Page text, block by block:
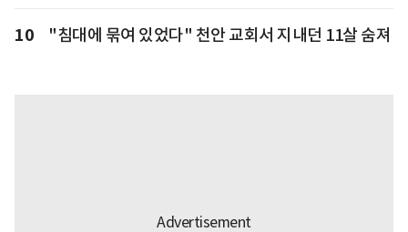
10 "침대에 묶여 있었다" 천안 교회서 지내던 11살 숨져